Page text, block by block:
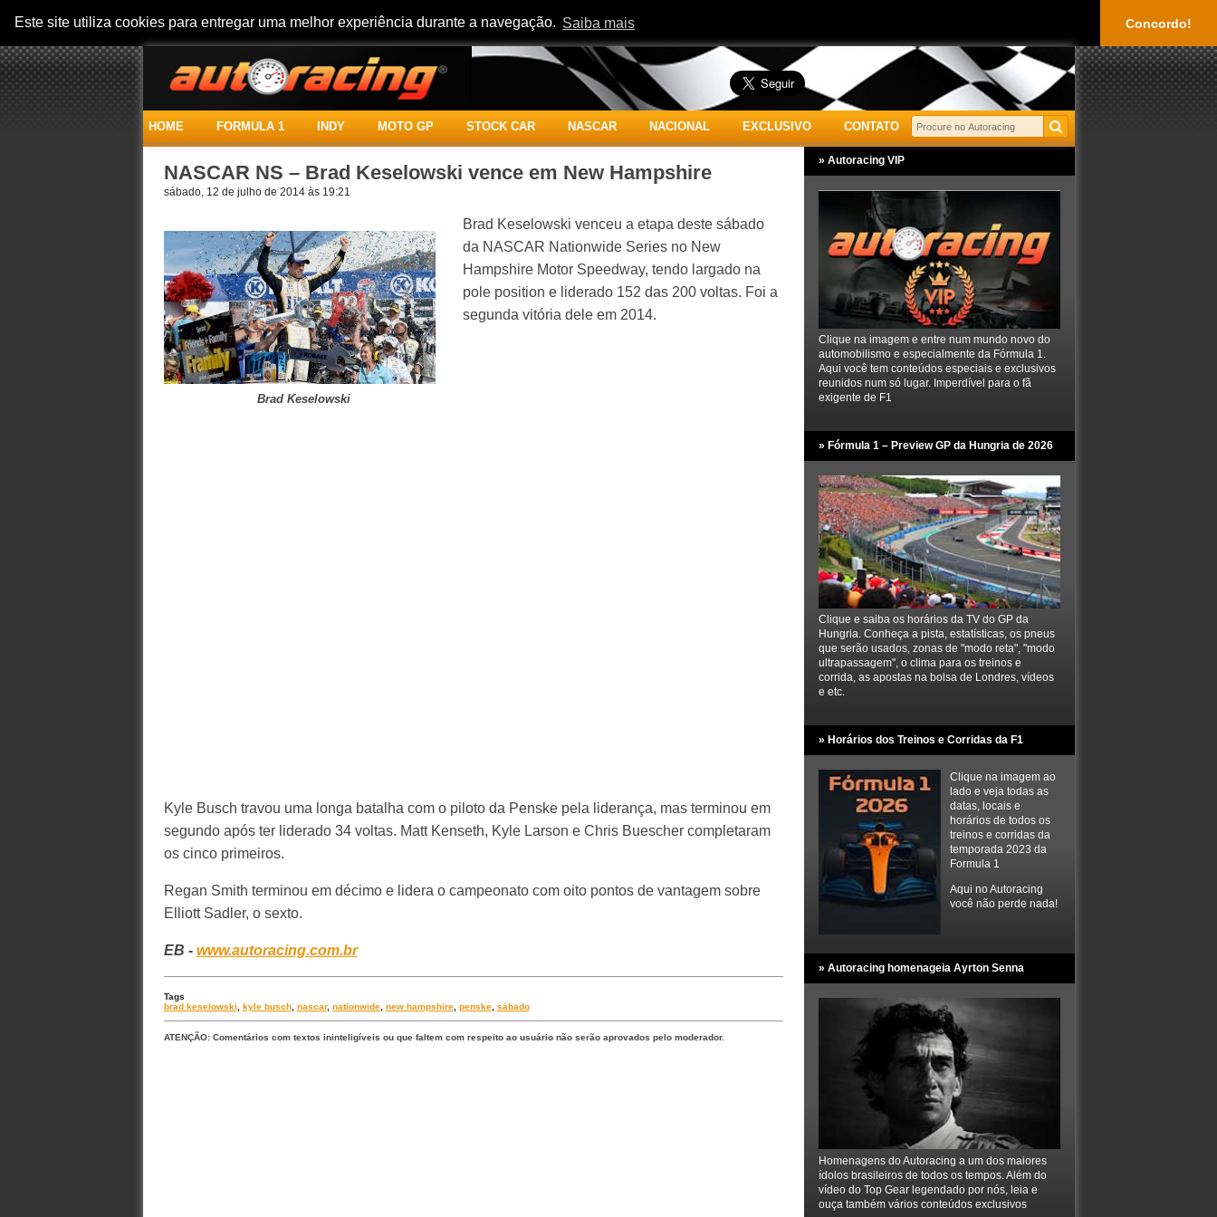
Este site utiliza cookies para entregar uma melhor experiência durante a navegação. Saiba mais Concordo!
HOME FORMULA 1 INDY MOTO GP STOCK CAR NASCAR NACIONAL EXCLUSIVO CONTATO
NASCAR NS – Brad Keselowski vence em New Hampshire
sábado, 12 de julho de 2014 às 19:21
Brad Keselowski
Brad Keselowski venceu a etapa deste sábado
da NASCAR Nationwide Series no New
Hampshire Motor Speedway, tendo largado na
pole position e liderado 152 das 200 voltas. Foi a
segunda vitória dele em 2014.
Kyle Busch travou uma longa batalha com o piloto da Penske pela liderança, mas terminou em
segundo após ter liderado 34 voltas. Matt Kenseth, Kyle Larson e Chris Buescher completaram
os cinco primeiros.
Regan Smith terminou em décimo e lidera o campeonato com oito pontos de vantagem sobre
Elliott Sadler, o sexto.
EB - www.autoracing.com.br
Tags
brad keselowski
kyle busch, nascar, nationwide, new hampshire, penske, sábado
ATENÇÃO: Comentários com textos ininteligíveis ou que faltem com respeito ao usuário não serão aprovados pelo moderador.
» Autoracing VIP
Clique na imagem e entre num mundo novo do
automobilismo e especialmente da Fórmula 1.
Aqui você tem conteúdos especiais e exclusivos
reunidos num só lugar. Imperdível para o fã
exigente de F1
» Fórmula 1 – Preview GP da Hungria de 2026
Clique e saiba os horários da TV do GP da
Hungria. Conheça a pista, estatísticas, os pneus
que serão usados, zonas de "modo reta", "modo
ultrapassagem", o clima para os treinos e
corrida, as apostas na bolsa de Londres, vídeos
e etc.
» Horários dos Treinos e Corridas da F1
Clique na imagem ao
lado e veja todas as
datas, locais e
horários de todos os
treinos e corridas da
temporada 2023 da
Formula 1
Aqui no Autoracing
você não perde nada!
» Autoracing homenageia Ayrton Senna
Homenagens do Autoracing a um dos maiores
ídolos brasileiros de todos os tempos. Além do
vídeo do Top Gear legendado por nós, leia e
ouça também vários conteúdos exclusivos